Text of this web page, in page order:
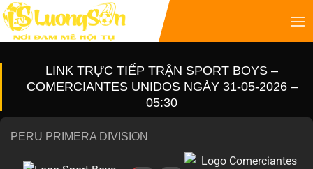
LINK TRỰC TIẾP TRẬN SPORT BOYS –
COMERCIANTES UNIDOS NGÀY 31-05-2026 –
05:30
PERU PRIMERA DIVISION